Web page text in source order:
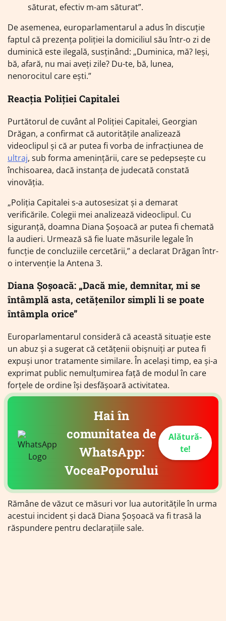
săturat, efectiv m-am săturat”.
De asemenea, europarlamentarul a adus în discuție
faptul că prezența poliției la domiciliul său într-o zi de
duminică este ilegală, susținând: „Duminica, mă? Ieși,
bă, afară, nu mai aveți zile? Du-te, bă, lunea,
nenorocitul care ești.”
Reacția Poliției Capitalei
Purtătorul de cuvânt al Poliției Capitalei, Georgian
Drăgan, a confirmat că autoritățile analizează
videoclipul și că ar putea fi vorba de infracțiunea de
ultraj, sub forma amenințării, care se pedepsește cu
închisoarea, dacă instanța de judecată constată
vinovăția.
„Poliția Capitalei s-a autosesizat și a demarat
verificările. Colegii mei analizează videoclipul. Cu
siguranță, doamna Diana Șoșoacă ar putea fi chemată
la audieri. Urmează să fie luate măsurile legale în
funcție de concluziile cercetării,” a declarat Drăgan într-
o intervenție la Antena 3.
Diana Șoșoacă: „Dacă mie, demnitar, mi se
întâmplă asta, cetățenilor simpli li se poate
întâmpla orice”
Europarlamentarul consideră că această situație este
un abuz și a sugerat că cetățenii obișnuiți ar putea fi
expuși unor tratamente similare. În același timp, ea și-a
exprimat public nemulțumirea față de modul în care
forțele de ordine își desfășoară activitatea.
Hai în
comunitatea de
WhatsApp:
VoceaPoporului
Alătură-
te!
Rămâne de văzut ce măsuri vor lua autoritățile în urma
acestui incident și dacă Diana Șoșoacă va fi trasă la
răspundere pentru declarațiile sale.